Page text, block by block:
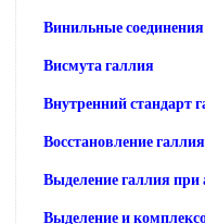
Винильные
Висмута галлия
Внутренний стандарт
Восстановление галлия
Выделение галлия при
Выделение и